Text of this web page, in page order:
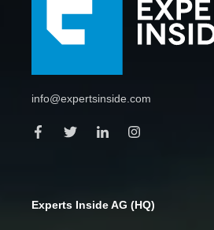
info@expertsinside.com
Experts Inside AG (HQ)